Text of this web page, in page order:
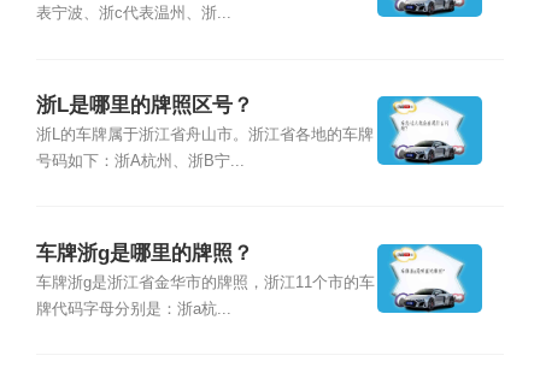
表宁波、浙c代表温州、浙...
浙L是哪里的牌照区号？
浙L的车牌属于浙江省舟山市。浙江省各地的车牌
号码如下：浙A杭州、浙B宁...
车牌浙g是哪里的牌照？
车牌浙g是浙江省金华市的牌照，浙江11个市的车
牌代码字母分别是：浙a杭...